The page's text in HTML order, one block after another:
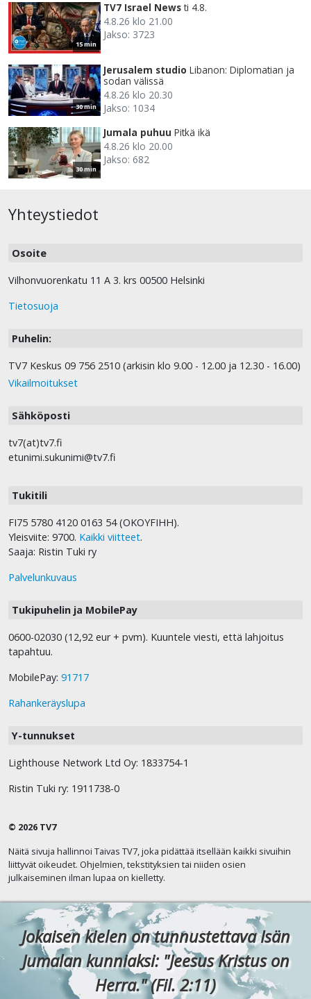
15 min
TV7 Israel News ti 4.8.
4.8.26 klo 21.00
Jakso: 3723
30 min
Jerusalem studio Libanon: Diplomatian ja
sodan välissä
4.8.26 klo 20.30
Jakso: 1034
30 min
Jumala puhuu Pitkä ikä
4.8.26 klo 20.00
Jakso: 682
Yhteystiedot
Osoite
Vilhonvuorenkatu 11 A 3. krs 00500 Helsinki
Tietosuoja
Puhelin:
TV7 Keskus 09 756 2510 (arkisin klo 9.00 - 12.00 ja 12.30 - 16.00)
Vikailmoitukset
Sähköposti
tv7(at)tv7.fi
etunimi.sukunimi@tv7.fi
Tukitili
FI75 5780 4120 0163 54 (OKOYFIHH).
Yleisviite: 9700. Kaikki viitteet.
Saaja: Ristin Tuki ry
Palvelunkuvaus
Tukipuhelin ja MobilePay
0600-02030 (12,92 eur + pvm). Kuuntele viesti, että lahjoitus
tapahtuu.
MobilePay: 91717
Rahankeräyslupa
Y-tunnukset
Lighthouse Network Ltd Oy: 1833754-1
Ristin Tuki ry: 1911738-0
© 2026 TV7
Näitä sivuja hallinnoi Taivas TV7, joka pidättää itsellään kaikki sivuihin
liittyvät oikeudet. Ohjelmien, tekstityksien tai niiden osien
julkaiseminen ilman lupaa on kielletty.
Jokaisen kielen on tunnustettava Isän
Jumalan kunniaksi: "Jeesus Kristus on
Herra." (Fil. 2:11)